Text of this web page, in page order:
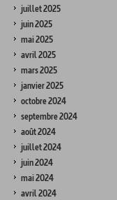
juillet 2025
juin 2025
mai 2025
avril 2025
mars 2025
janvier 2025
octobre 2024
septembre 2024
août 2024
juillet 2024
juin 2024
mai 2024
avril 2024